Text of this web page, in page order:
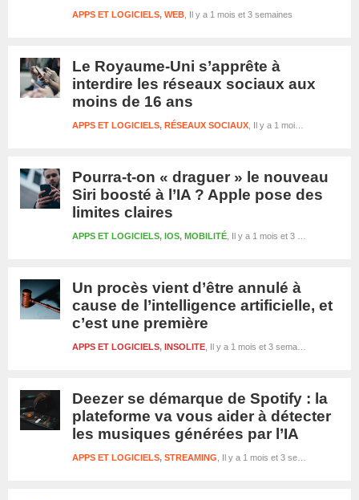
Il y a 1 mois et 3 semaines
APPS ET LOGICIELS, WEB
Le Royaume-Uni s’apprête à
interdire les réseaux sociaux aux
moins de 16 ans
Il y a 1 mois et 3 semaines
APPS ET LOGICIELS, RÉSEAUX SOCIAUX
Pourra-t-on « draguer » le nouveau
Siri boosté à l’IA ? Apple pose des
limites claires
Il y a 1 mois et 3 semaines
APPS ET LOGICIELS, IOS, MOBILITÉ
Un procès vient d’être annulé à
cause de l’intelligence artificielle, et
c’est une première
Il y a 1 mois et 3 semaines
APPS ET LOGICIELS, INSOLITE
Deezer se démarque de Spotify : la
plateforme va vous aider à détecter
les musiques générées par l’IA
Il y a 1 mois et 3 semaines
APPS ET LOGICIELS, STREAMING